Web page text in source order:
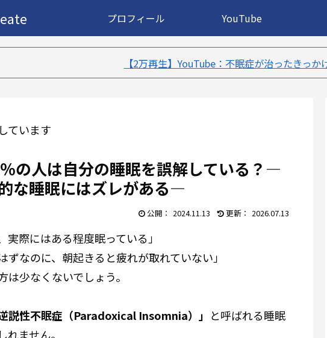
プロフィール YouTube
【2万再生】YouTube：不眠症が治ったきっかけ５選｜不眠症体験談
ています
％の人は自分の睡眠を誤解している？―
な睡眠にはズレがある―
2024.11.13 2026.07.13
実際にはある程度眠っている」
ずなのに、朝起きると疲れが取れていない」
は少なくないでしょう。
逆説性不眠症（Paradoxical Insomnia）」 と呼ばれる睡眠
ません。